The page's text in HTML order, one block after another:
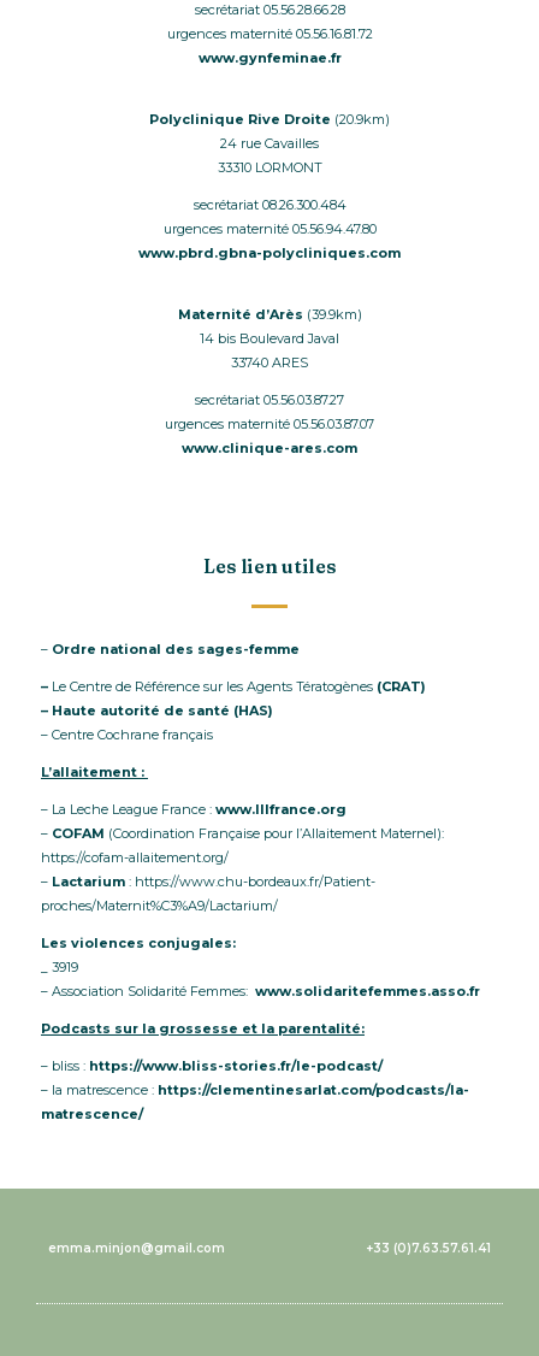
secrétariat 05.56.28.66.28
urgences maternité 05.56.16.81.72
www.gynfeminae.fr
Polyclinique Rive Droite (20.9km)
24 rue Cavailles
33310 LORMONT
secrétariat 08.26.300.484
urgences maternité 05.56.94.47.80
www.pbrd.gbna-polycliniques.com
Maternité d’Arès (39.9km)
14 bis Boulevard Javal
33740 ARES
secrétariat 05.56.03.87.27
urgences maternité 05.56.03.87.07
www.clinique-ares.com
Les lien utiles
– Ordre national des sages-femme
– Le Centre de Référence sur les Agents Tératogènes (CRAT)
– Haute autorité de santé (HAS)
– Centre Cochrane français
L’allaitement :
– La Leche League France : www.lllfrance.org
– COFAM (Coordination Française pour l’Allaitement Maternel):
https://cofam-allaitement.org/
– Lactarium : https://www.chu-bordeaux.fr/Patient-
proches/Maternit%C3%A9/Lactarium/
Les violences conjugales:
_ 3919
– Association Solidarité Femmes: www.solidaritefemmes.asso.fr
Podcasts sur la grossesse et la parentalité:
– bliss : https://www.bliss-stories.fr/le-podcast/
– la matrescence : https://clementinesarlat.com/podcasts/la-
matrescence/
emma.minjon@gmail.com +33 (0)7.63.57.61.41